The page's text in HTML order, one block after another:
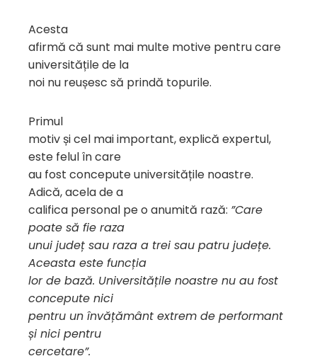
Acesta
afirmă că sunt mai multe motive pentru care
universitățile de la
noi nu reușesc să prindă topurile.
Primul
motiv și cel mai important, explică expertul,
este felul în care
au fost concepute universitățile noastre.
Adică, acela de a
califica personal pe o anumită rază: ”Care
poate să fie raza
unui județ sau raza a trei sau patru județe.
Aceasta este funcția
lor de bază. Universitățile noastre nu au fost
concepute nici
pentru un învățământ extrem de performant
și nici pentru
cercetare”.